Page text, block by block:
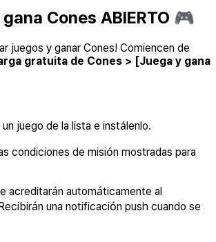
Cones ABIERTO 🎮
juegos y ganar Cones! Comiencen de
gratuita de Cones > [Juega y gana
juego de la lista e instálenlo.
condiciones de misión mostradas para
acreditarán automáticamente al
una notificación push cuando se